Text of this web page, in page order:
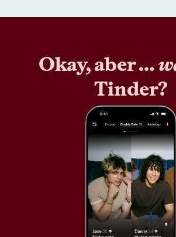
Okay, aber …
Tinder?